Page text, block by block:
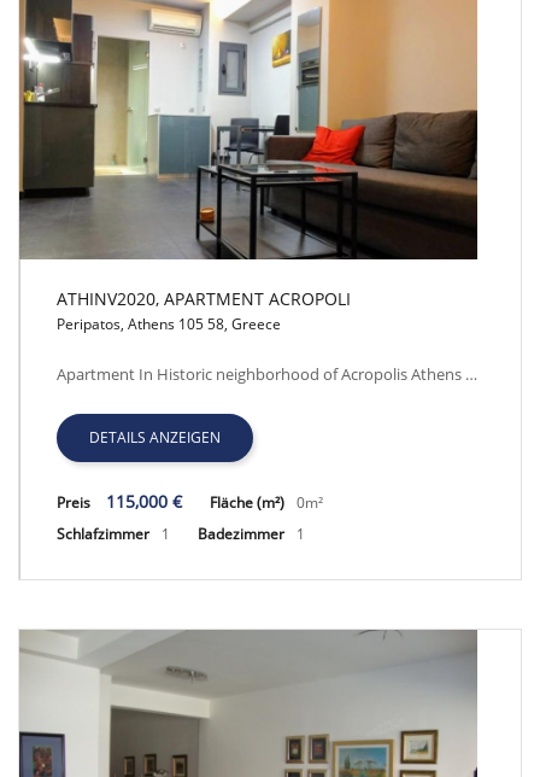
ATHINV2020, APARTMENT ACROPOLI
ATHINV2020, APARTMENT ACROPOLI
Peripatos, Athens 105 58, Greece
Apartment In Historic neighborhood of Acropolis Athens …
DETAILS ANZEIGEN
Preis 115,000 € Fläche (m²) 0m²
Schlafzimmer
1 Badezimmer 1